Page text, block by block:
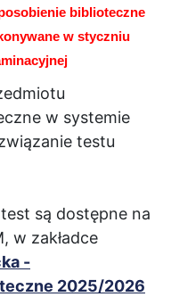
biblioteczne
w styczniu
w systemie
testu
są dostępne na
w zakładce
-
2025/2026